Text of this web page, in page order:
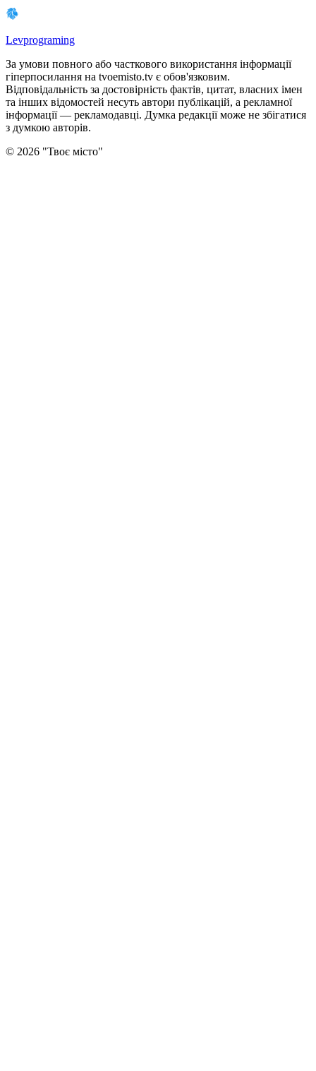
Levprograming
За умови повного або часткового використання iнформацiї
гіперпосилання на tvoemisto.tv є обов'язковим.
Відповідальність за достовірність фактів, цитат, власних імен
та інших відомостей несуть автори публікацій, а рекламної
інформації — рекламодавці. Думка редакцiї може не збiгатися
з думкою авторiв.
© 2026 "Твоє місто"